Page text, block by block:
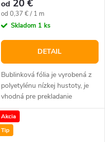
od 20 €
Jednotková
cena:
od 0,37 € / 1 m
Skladom 1 ks
DETAIL
Bublinková fólia je vyrobená z
polyetylénu nízkej hustoty, je
vhodná pre prekladanie
krehkých a citlivých výrobkov
alebo fixáciu tovaru v
prepravných obaloch
Akcia
Tip